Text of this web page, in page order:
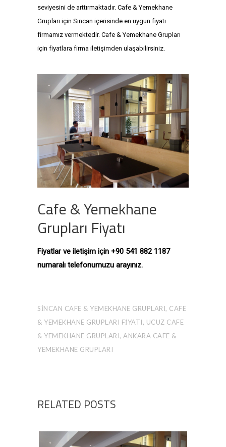
seviyesini de arttırmaktadır. Cafe & Yemekhane
Grupları için Sincan içerisinde en uygun fiyatı
firmamız vermektedir. Cafe & Yemekhane Grupları
için fiyatlara firma iletişimden ulaşabilirsiniz.
Cafe & Yemekhane
Grupları Fiyatı
Fiyatlar ve iletişim için +90 541 882 1187
numaralı telefonumuzu arayınız.
SINCAN CAFE & YEMEKHANE GRUPLARI, CAFE
& YEMEKHANE GRUPLARI FIYATI, UCUZ CAFE
& YEMEKHANE GRUPLARI, ANKARA CAFE &
YEMEKHANE GRUPLARI
RELATED POSTS